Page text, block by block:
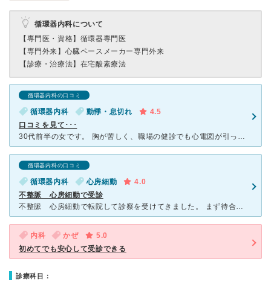
循環器内科について
【専門医・資格】 循環器専門医
【専門外来】 心臓ペースメーカー専門外来
【診療・治療法】 在宅酸素療法
循環器内科の口コミ
循環器内科 動悸・息切れ
4.5
口コミを見て･･･
30代前半の女です。 胸が苦しく、職場の健診でも心電図が引っかかっていたので、口コミを見てこの病院を受診しました。 初めてなのと、病気に対する不安で緊張しましたが、先生や看護師さんが優しく気さくに
循環器内科の口コミ
循環器内科 心房細動
4.0
不整脈 心房細動で受診
不整脈 心房細動で転院して診察を受けてきました。 まず待合室が広い 結構患者さんが居ましたがゆったりできます。 駐車場は、15台位です。 まず受付で問診票を書きますが事務方の方が対応良い
内科 かぜ
5.0
初めてでも安心して受診できる
診療科目：